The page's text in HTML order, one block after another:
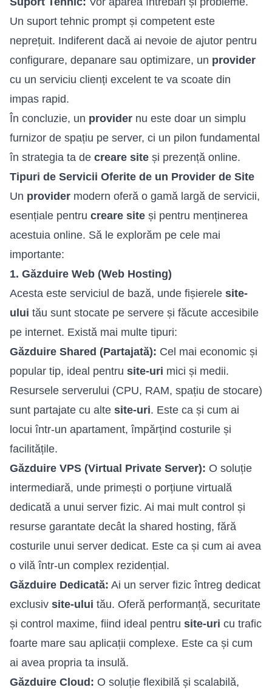
Un suport tehnic prompt și competent este
neprețuit. Indiferent dacă ai nevoie de ajutor pentru
configurare, depanare sau optimizare, un provider
cu un serviciu clienți excelent te va scoate din
impas rapid.
În concluzie, un provider nu este doar un simplu
furnizor de spațiu pe server, ci un pilon fundamental
în strategia ta de creare site și prezență online.
Tipuri de Servicii Oferite de un Provider de Site
Un provider modern oferă o gamă largă de servicii,
esențiale pentru creare site și pentru menținerea
acestuia online. Să le explorăm pe cele mai
importante:
1. Găzduire Web (Web Hosting)
Acesta este serviciul de bază, unde fișierele site-
ului tău sunt stocate pe servere și făcute accesibile
pe internet. Există mai multe tipuri:
Găzduire Shared (Partajată): Cel mai economic și
popular tip, ideal pentru site-uri mici și medii.
Resursele serverului (CPU, RAM, spațiu de stocare)
sunt partajate cu alte site-uri. Este ca și cum ai
locui într-un apartament, împărțind costurile și
facilitățile.
Găzduire VPS (Virtual Private Server): O soluție
intermediară, unde primești o porțiune virtuală
dedicată a unui server fizic. Ai mai mult control și
resurse garantate decât la shared hosting, fără
costurile unui server dedicat. Este ca și cum ai avea
o vilă într-un complex rezidențial.
Găzduire Dedicată: Ai un server fizic întreg dedicat
exclusiv site-ului tău. Oferă performanță, securitate
și control maxime, fiind ideal pentru site-uri cu trafic
foarte mare sau aplicații complexe. Este ca și cum
ai avea propria ta insulă.
Găzduire Cloud: O soluție flexibilă și scalabilă,